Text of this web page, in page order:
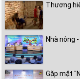
Thương
Nhà nông
Gặp mặt